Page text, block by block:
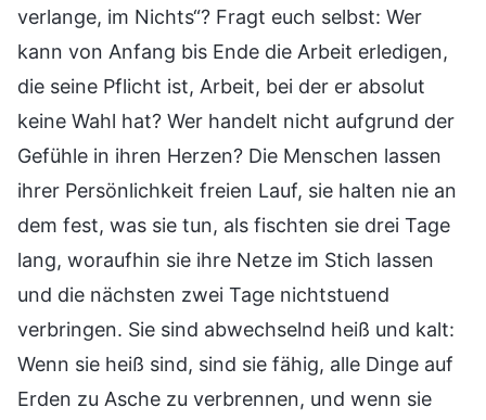
verlange, im Nichts“? Fragt euch selbst: Wer
kann von Anfang bis Ende die Arbeit erledigen,
die seine Pflicht ist, Arbeit, bei der er absolut
keine Wahl hat? Wer handelt nicht aufgrund der
Gefühle in ihren Herzen? Die Menschen lassen
ihrer Persönlichkeit freien Lauf, sie halten nie an
dem fest, was sie tun, als fischten sie drei Tage
lang, woraufhin sie ihre Netze im Stich lassen
und die nächsten zwei Tage nichtstuend
verbringen. Sie sind abwechselnd heiß und kalt:
Wenn sie heiß sind, sind sie fähig, alle Dinge auf
Erden zu Asche zu verbrennen, und wenn sie